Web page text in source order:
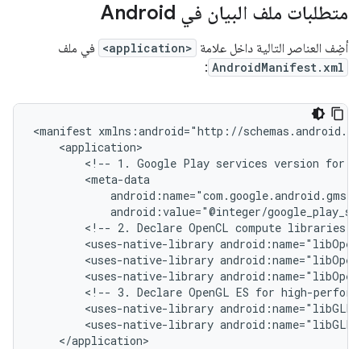
متطلبات ملف البيان في Android
أضِف العناصر التالية داخل علامة <application> في ملف
AndroidManifest.xml
:
<manifest
<!-- 1. Google Play services version for
android:value="@integer/
<!-- 2. Declare OpenCL compute libraries
<uses-native-library
<uses-native-library
<uses-native-library
<!-- 3. Declare OpenGL ES for high-
<uses-native-library
<uses-native-library
</application>